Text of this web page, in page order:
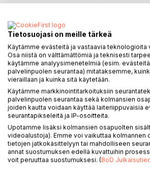
Alinen on oodi intuitiolle ja luovuudelle.
elämänkaaret ovat ohjanneet sekä
tekstejä syvällisiin unikuviin. Väkevät
ihmisten mielen ja sielun tiloista ovat
abstraktin omaisia, jopa rukouksellisia
Taide on peili. Kun jokin siinä koskettaa
että näemme siinä itsemme. Näemme
tunteemme, toiveemme, pelkomme,
Mutta taide on erikoislaatuinen peili. Sen
näemme siinä sen, mitä me nyt
sen, mitä toivomme olevamme ja
Kuvalla on tarina, jonka me kirjoitamme.
Tietosuojasi on meille tärkeä
Käytämme evästeitä ja vastaavia teknologioita
Osa niistä on välttämättömiä ja teknisesti
käytämme analyysimenetelmiä (esim.
palvelinpuolen seurantaa) mitataksemme,
vieraillaan ja kuinka sitä käytetään.
Käytämme markkinointitarkoituksiin
palvelinpuolen seurantaa sekä kolmansien
joiden kautta voidaan käyttää laiteriippuvaisia
seurantapikseleitä ja IP-osoitteita.
Upotamme lisäksi kolmansien osapuolten
videoalustoja). Emme voi vaikuttaa kolmannen
tietojen jatkokäsittelyyn tai mahdolliseen
annat suostumuksen edellä kuvattuihin
voit peruuttaa suostumuksesi. (BoD